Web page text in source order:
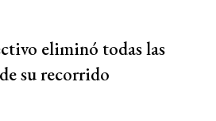
eliminó todas las
su recorrido